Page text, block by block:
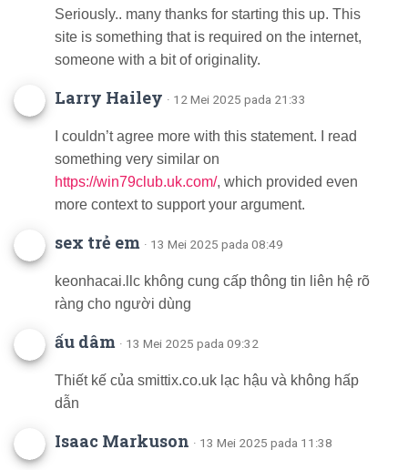
Seriously.. many thanks for starting this up. This
site is something that is required on the internet,
someone with a bit of originality.
Larry Hailey · 12 Mei 2025 pada 21:33
I couldn’t agree more with this statement. I read
something very similar on
https://win79club.uk.com/, which provided even
more context to support your argument.
sex trẻ em · 13 Mei 2025 pada 08:49
keonhacai.llc không cung cấp thông tin liên hệ rõ
ràng cho người dùng
ấu dâm · 13 Mei 2025 pada 09:32
Thiết kế của smittix.co.uk lạc hậu và không hấp
dẫn
Isaac Markuson · 13 Mei 2025 pada 11:38